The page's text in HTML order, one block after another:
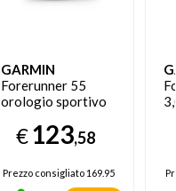
GARMIN
Forerunner 55
orologio sportivo
Bluetooth 208 x
208 Pixel Nero
€123,58
Prezzo consigliato169.95